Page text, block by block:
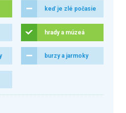
keď je zlé počasie
hrady a múzeá
burzy a jarmoky